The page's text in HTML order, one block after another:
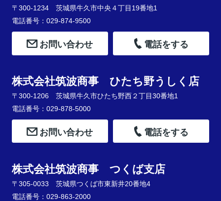
〒300-1234 茨城県牛久市中央４丁目19番地1
電話番号：029-874-9500
お問い合わせ 電話をする
株式会社筑波商事 ひたち野うしく店
〒300-1206 茨城県牛久市ひたち野西２丁目30番地1
電話番号：029-878-5000
お問い合わせ 電話をする
株式会社筑波商事 つくば支店
〒305-0033 茨城県つくば市東新井20番地4
電話番号：029-863-2000